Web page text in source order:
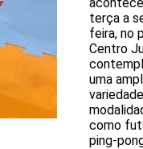
terça a
feira, no
Centro
uma
como
ping-